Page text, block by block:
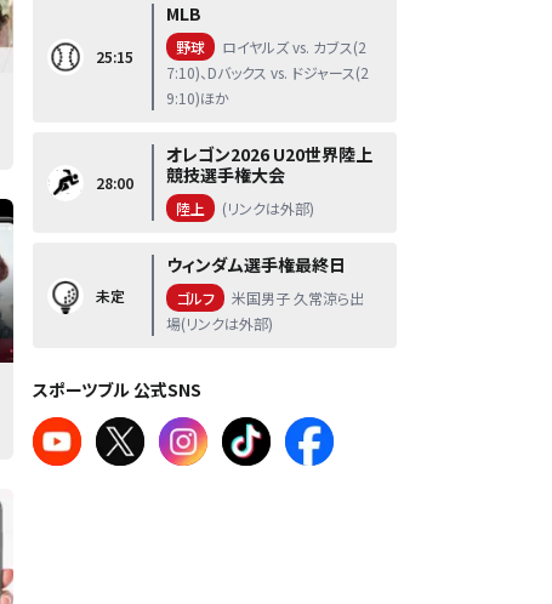
25:15
MLB
野球
ロイヤルズ vs. カブス(2
7:10)、Dバックス vs. ドジャース(2
9:10)ほか
28:00
オレゴン2026 U20世界陸上
競技選手権大会
陸上 (リンクは外部)
未定
ウィンダム選手権最終日
ゴルフ
米国男子 久常涼ら出
場(リンクは外部)
スポーツブル 公式SNS